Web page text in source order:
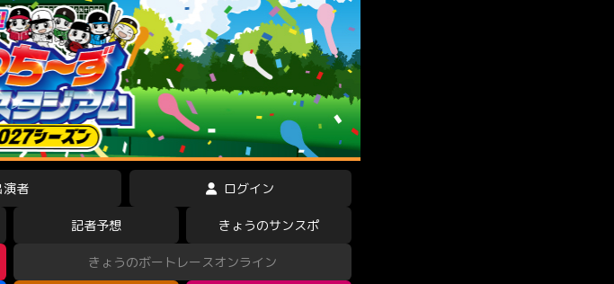
演者 ログイン
記者予想 きょうのサンスポ
きょうのボートレースオンライン